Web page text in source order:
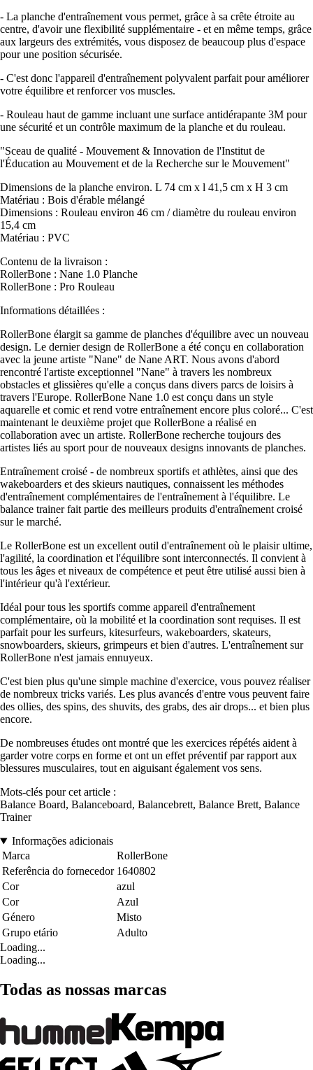
- La planche d'entraînement vous permet, grâce à sa crête étroite au
centre, d'avoir une flexibilité supplémentaire - et en même temps, grâce
aux largeurs des extrémités, vous disposez de beaucoup plus d'espace
pour une position sécurisée.
- C'est donc l'appareil d'entraînement polyvalent parfait pour améliorer
votre équilibre et renforcer vos muscles.
- Rouleau haut de gamme incluant une surface antidérapante 3M pour
une sécurité et un contrôle maximum de la planche et du rouleau.
"Sceau de qualité - Mouvement & Innovation de l'Institut de
l'Éducation au Mouvement et de la Recherche sur le Mouvement"
Dimensions de la planche environ. L 74 cm x l 41,5 cm x H 3 cm
Matériau : Bois d'érable mélangé
Dimensions : Rouleau environ 46 cm / diamètre du rouleau environ
15,4 cm
Matériau : PVC
Contenu de la livraison :
RollerBone : Nane 1.0 Planche
RollerBone : Pro Rouleau
Informations détaillées :
RollerBone élargit sa gamme de planches d'équilibre avec un nouveau
design. Le dernier design de RollerBone a été conçu en collaboration
avec la jeune artiste "Nane" de Nane ART. Nous avons d'abord
rencontré l'artiste exceptionnel "Nane" à travers les nombreux
obstacles et glissières qu'elle a conçus dans divers parcs de loisirs à
travers l'Europe. RollerBone Nane 1.0 est conçu dans un style
aquarelle et comic et rend votre entraînement encore plus coloré... C'est
maintenant le deuxième projet que RollerBone a réalisé en
collaboration avec un artiste. RollerBone recherche toujours des
artistes liés au sport pour de nouveaux designs innovants de planches.
Entraînement croisé - de nombreux sportifs et athlètes, ainsi que des
wakeboarders et des skieurs nautiques, connaissent les méthodes
d'entraînement complémentaires de l'entraînement à l'équilibre. Le
balance trainer fait partie des meilleurs produits d'entraînement croisé
sur le marché.
Le RollerBone est un excellent outil d'entraînement où le plaisir ultime,
l'agilité, la coordination et l'équilibre sont interconnectés. Il convient à
tous les âges et niveaux de compétence et peut être utilisé aussi bien à
l'intérieur qu'à l'extérieur.
Idéal pour tous les sportifs comme appareil d'entraînement
complémentaire, où la mobilité et la coordination sont requises. Il est
parfait pour les surfeurs, kitesurfeurs, wakeboarders, skateurs,
snowboarders, skieurs, grimpeurs et bien d'autres. L'entraînement sur
RollerBone n'est jamais ennuyeux.
C'est bien plus qu'une simple machine d'exercice, vous pouvez réaliser
de nombreux tricks variés. Les plus avancés d'entre vous peuvent faire
des ollies, des spins, des shuvits, des grabs, des air drops... et bien plus
encore.
De nombreuses études ont montré que les exercices répétés aident à
garder votre corps en forme et ont un effet préventif par rapport aux
blessures musculaires, tout en aiguisant également vos sens.
Mots-clés pour cet article :
Balance Board, Balanceboard, Balancebrett, Balance Brett, Balance
Trainer
Informações adicionais
Marca
RollerBone
Referência do fornecedor 1640802
Cor
azul
Cor
Azul
Género
Misto
Grupo etário
Adulto
Loading...
Loading...
Todas as nossas marcas